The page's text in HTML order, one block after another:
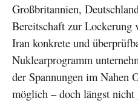
Großbritannien,
Bereitschaft zur Lockerung
Iran konkrete und
Nuklearprogramm
der Spannungen im Nahen
möglich – doch längst nicht